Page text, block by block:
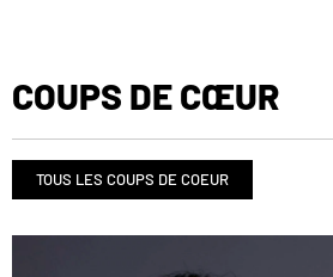
COUPS DE CŒUR
TOUS LES COUPS DE COEUR